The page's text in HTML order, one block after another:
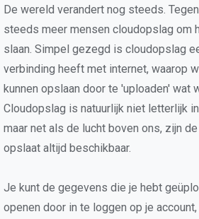
De wereld verandert nog steeds.
steeds meer mensen cloudopslag om
slaan. Simpel gezegd is cloudopslag
verbinding heeft met internet, waarop
kunnen opslaan door te 'uploaden' wat
Cloudopslag is natuurlijk niet letterlijk
maar net als de lucht boven ons, zijn
opslaat altijd beschikbaar.
Je kunt de gegevens die je hebt
openen door in te loggen op je